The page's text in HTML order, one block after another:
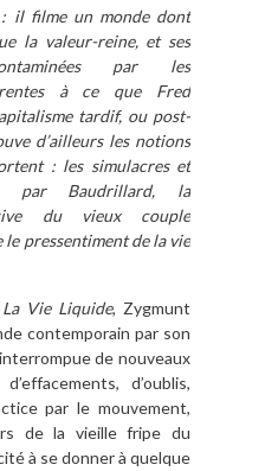
: il filme un monde dont
la valeur-reine, et ses
par les
à ce que Fred
tardif, ou post-
d’ailleurs les notions
: les simulacres et
par Baudrillard, la
du vieux couple
pressentiment de la vie
La Vie Liquide, Zygmunt
contemporain par son
de nouveaux
d’oublis,
par le mouvement,
de la vieille fripe du
à se donner à quelque